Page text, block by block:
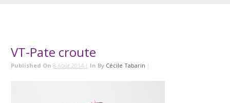
VT-Pate croute
Published On8 Août 2014 | In By Cécile Tabarin |